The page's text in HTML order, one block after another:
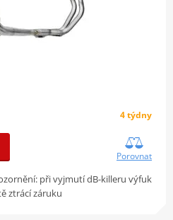
4 týdny
Porovnat
při vyjmutí dB-killeru výfuk
ztrácí záruku